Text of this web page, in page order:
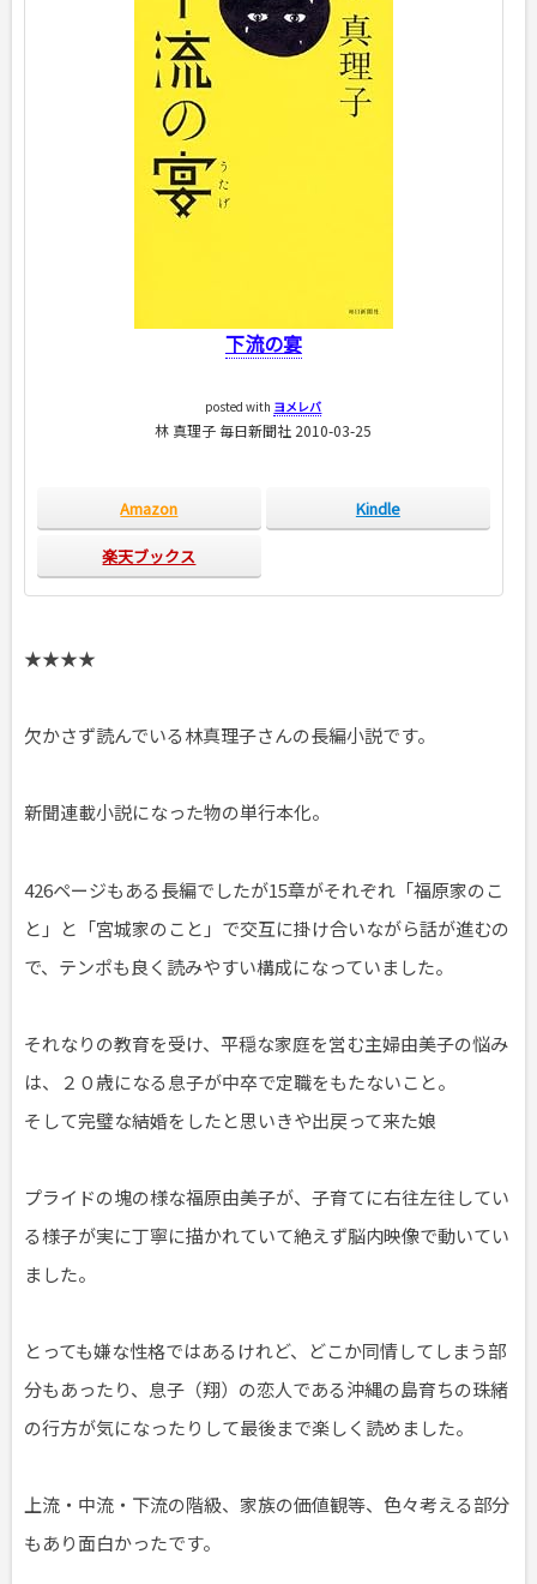
下流の宴
posted with ヨメレバ
林 真理子 毎日新聞社 2010-03-25
Amazon Kindle
楽天ブックス
★★★★
欠かさず読んでいる林真理子さんの長編小説です。
新聞連載小説になった物の単行本化。
426ページもある長編でしたが15章がそれぞれ「福原家のこ
と」と「宮城家のこと」で交互に掛け合いながら話が進むの
で、テンポも良く読みやすい構成になっていました。
それなりの教育を受け、平穏な家庭を営む主婦由美子の悩み
は、２０歳になる息子が中卒で定職をもたないこと。
そして完璧な結婚をしたと思いきや出戻って来た娘
プライドの塊の様な福原由美子が、子育てに右往左往してい
る様子が実に丁寧に描かれていて絶えず脳内映像で動いてい
ました。
とっても嫌な性格ではあるけれど、どこか同情してしまう部
分もあったり、息子（翔）の恋人である沖縄の島育ちの珠緒
の行方が気になったりして最後まで楽しく読めました。
上流・中流・下流の階級、家族の価値観等、色々考える部分
もあり面白かったです。